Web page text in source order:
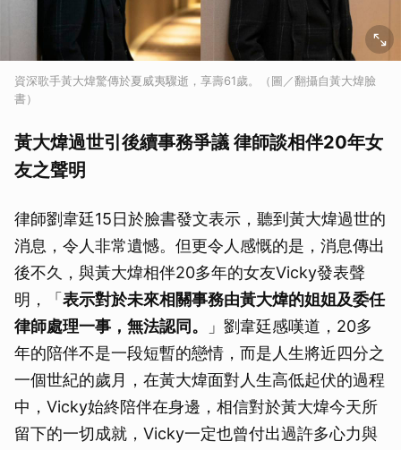
資深歌手黃大煒驚傳於夏威夷驟逝，享壽61歲。（圖／翻攝自黃大煒臉
書）
黃大煒過世引後續事務爭議 律師談相伴20年女
友之聲明
律師劉韋廷15日於臉書發文表示，聽到黃大煒過世的
消息，令人非常遺憾。但更令人感慨的是，消息傳出
後不久，與黃大煒相伴20多年的女友Vicky發表聲
明，「 表示對於未來相關事務由黃大煒的姐姐及委任
律師處理一事，無法認同。
」劉韋廷感嘆道，20多
年的陪伴不是一段短暫的戀情，而是人生將近四分之
一個世紀的歲月，在黃大煒面對人生高低起伏的過程
中，Vicky始終陪伴在身邊，相信對於黃大煒今天所
留下的一切成就，Vicky一定也曾付出過許多心力與